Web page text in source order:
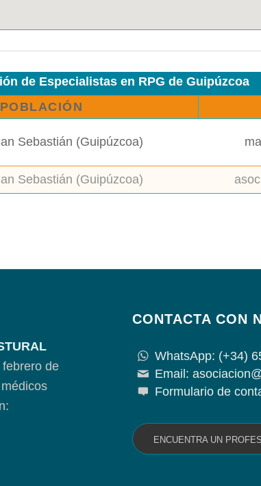
de Especialistas en RPG de Guipúzcoa
POBLACIÓN
Sebastián (Guipúzcoa)
Sebastián (Guipúzcoa)
de
CONTACTA CON
WhatsApp: (+34)
Email:
Formulario de
ENCUENTRA UN